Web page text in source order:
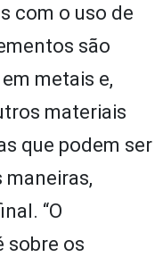
com o uso de
são
metais e,
materiais
que podem ser
“O
sobre os